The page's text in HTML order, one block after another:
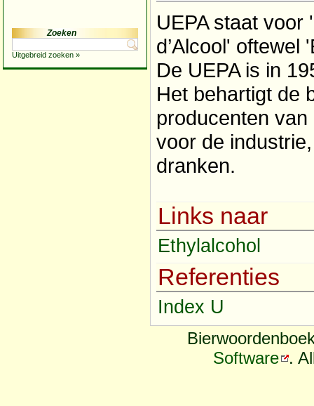
Zoeken
Uitgebreid zoeken »
UEPA staat
d’Alcool' oftewel
De UEPA is in
Het behartigt de
producenten
voor de
dranken.
Links naar
Ethylalcohol
Referenties
Index U
Software .